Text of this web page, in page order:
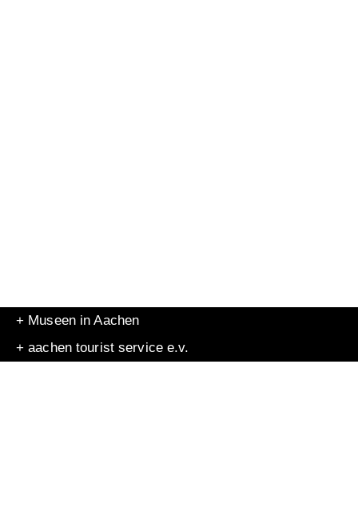
+ Museen in Aachen
+ aachen tourist service e.v.